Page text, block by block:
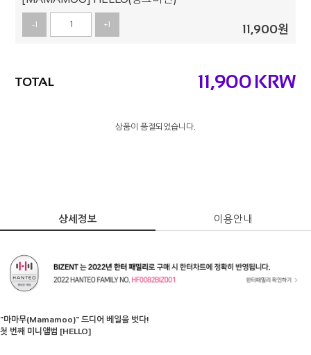
+1
-1 11,900원
TOTAL 11,900 KRW
상품이 품절되었습니다.
상세정보 이용안내
"마마무(Mamamoo)" 드디어 베일을 벗다!
첫 번째 미니앨범 [HELLO]